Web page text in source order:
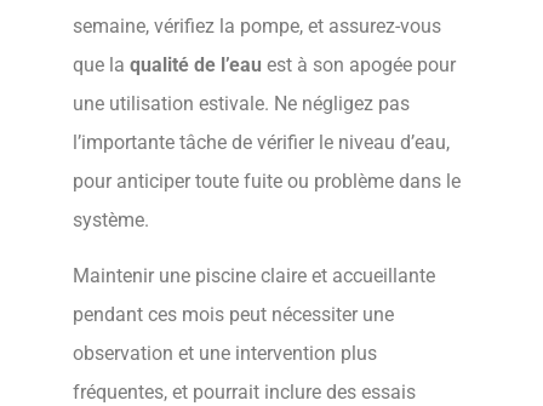
semaine, vérifiez la pompe, et assurez-vous
que la qualité de l’eau est à son apogée pour
une utilisation estivale. Ne négligez pas
l’importante tâche de vérifier le niveau d’eau,
pour anticiper toute fuite ou problème dans le
système.
Maintenir une piscine claire et accueillante
pendant ces mois peut nécessiter une
observation et une intervention plus
fréquentes, et pourrait inclure des essais